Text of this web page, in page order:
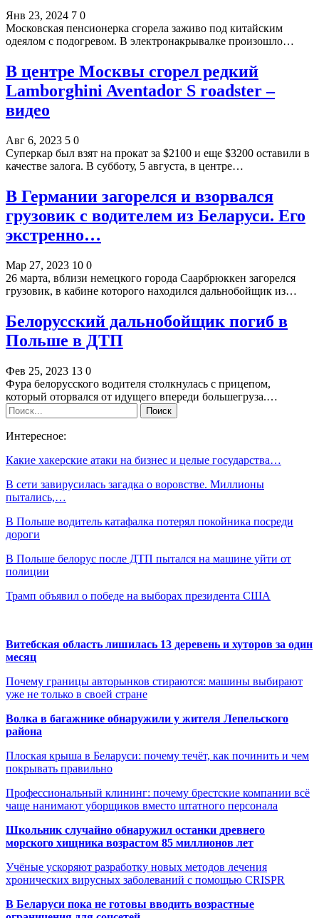
Янв 23, 2024 7 0
Московская пенсионерка сгорела заживо под китайским
одеялом с подогревом. В электронакрывалке произошло…
В центре Москвы сгорел редкий
Lamborghini Aventador S roadster –
видео
Авг 6, 2023 5 0
Суперкар был взят на прокат за $2100 и еще $3200 оставили в
качестве залога. В субботу, 5 августа, в центре…
В Германии загорелся и взорвался
грузовик с водителем из Беларуси. Его
экстренно…
Мар 27, 2023 10 0
26 марта, вблизи немецкого города Саарбрюккен загорелся
грузовик, в кабине которого находился дальнобойщик из…
Белорусский дальнобойщик погиб в
Польше в ДТП
Фев 25, 2023 13 0
Фура белорусского водителя столкнулась с прицепом,
который оторвался от идущего впереди большегруза.…
Интересное:
Какие хакерские атаки на бизнес и целые государства…
В сети завирусилась загадка о воровстве. Миллионы
пытались,…
В Польше водитель катафалка потерял покойника посреди
дороги
В Польше белорус после ДТП пытался на машине уйти от
полиции
Трамп объявил о победе на выборах президента США
Витебская область лишилась 13 деревень и хуторов за один
месяц
Почему границы авторынков стираются: машины выбирают
уже не только в своей стране
Волка в багажнике обнаружили у жителя Лепельского
района
Плоская крыша в Беларуси: почему течёт, как починить и чем
покрывать правильно
Профессиональный клининг: почему брестские компании всё
чаще нанимают уборщиков вместо штатного персонала
Школьник случайно обнаружил останки древнего
морского хищника возрастом 85 миллионов лет
Учёные ускоряют разработку новых методов лечения
хронических вирусных заболеваний с помощью CRISPR
В Беларуси пока не готовы вводить возрастные